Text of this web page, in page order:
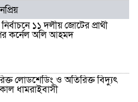
নির্বাচনে ১১ দলীয় জোটের প্রার্থী
কর্নেল অলি আহমদ
লোডশেডিং ও অতিরিক্ত বিদ্যুৎ
ধামরাইবাসী